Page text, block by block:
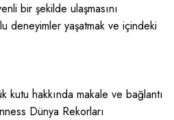
bir şekilde ulaşmasını
deneyimler yaşatmak ve içindeki
kutu hakkında makale ve bağlantı
Dünya Rekorları